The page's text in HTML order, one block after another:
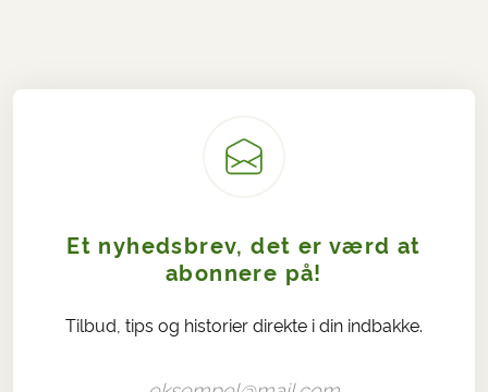
Et nyhedsbrev, det er værd at
abonnere på!
Tilbud, tips og historier direkte i din indbakke.